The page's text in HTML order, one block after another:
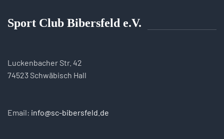
Sport Club Bibersfeld e.V.
Luckenbacher Str. 42
74523 Schwäbisch Hall
Email: info@sc-bibersfeld.de